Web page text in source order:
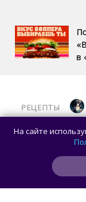
в
РЕЦЕПТЫ
Готовим
и сыром в
На сайте